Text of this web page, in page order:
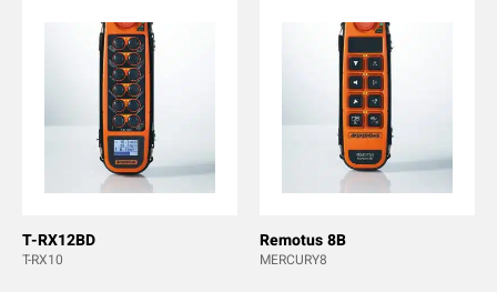
T-RX12BD
T-RX10
Remotus 8B
MERCURY8